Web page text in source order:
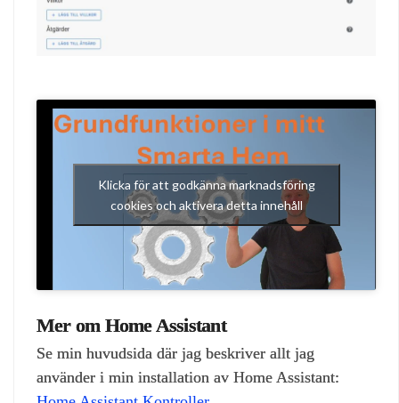
Klicka för att godkänna marknadsföring
cookies och aktivera detta innehåll
Mer om Home Assistant
Se min huvudsida där jag beskriver allt jag
använder i min installation av Home Assistant: